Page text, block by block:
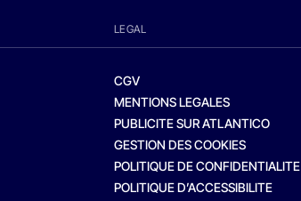
LEGAL
CGV
MENTIONS LEGALES
PUBLICITE SUR ATLANTICO
GESTION DES COOKIES
POLITIQUE DE CONFIDENTIALITE
POLITIQUE D’ACCESSIBILITE